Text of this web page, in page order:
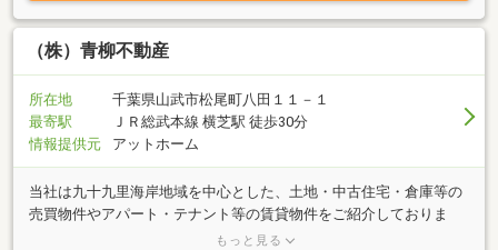
（株）青柳不動産
所在地
千葉県山武市松尾町八田１１－１
最寄駅
ＪＲ総武本線 横芝駅 徒歩30分
情報提供元
アットホーム
当社は九十九里海岸地域を中心とした、土地・中古住宅・倉庫等の
売買物件やアパート・テナント等の賃貸物件をご紹介しておりま
す。また、グループ会社の(株)青柳建設では新築・リフォーム等の
もっと見る